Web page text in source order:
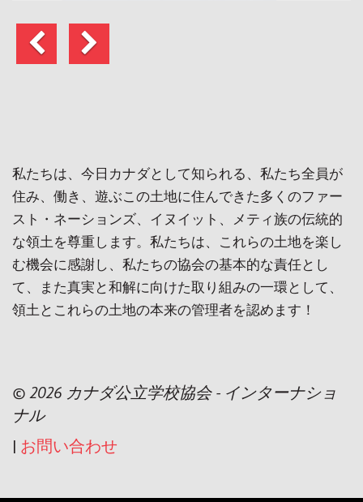
前
へ
次
の
私たちは、今日カナダとして知られる、私たち全員が
住み、働き、遊ぶこの土地に住んできた多くのファー
スト・ネーションズ、イヌイット、メティ族の伝統的
な領土を尊重します。私たちは、これらの土地を楽し
む機会に感謝し、私たちの協会の基本的な責任とし
て、また真実と和解に向けた取り組みの一環として、
領土とこれらの土地の本来の管理者を認めます！
© 2026 カナダ公立学校協会 - インターナショ
ナル
| お問い合わせ